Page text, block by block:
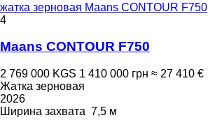
жатка зерновая Maans СONTOUR F750
4
Maans СONTOUR F750
2 769 000 KGS 1 410 000 грн ≈ 27 410 €
Жатка зерновая
2026
Ширина захвата 7,5 м